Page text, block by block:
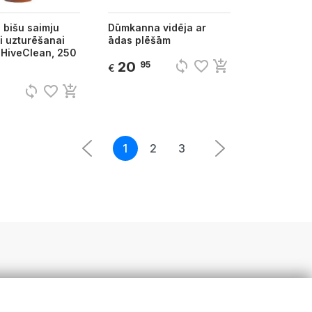
bišu saimju
uzturēšanai
250
sync favorite_border add_shopping_cart
Dūmkanna vidēja ar
ādas plēšām
€ 20 95 sync favorite_border add_shopping_cart
1 2 3